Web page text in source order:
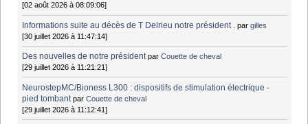
[02 août 2026 à 08:09:06]
Informations suite au décès de T Delrieu notre président . pargilles
[30 juillet 2026 à 11:47:14]
Des nouvelles de notre président parCouette de cheval
[29 juillet 2026 à 11:21:21]
NeurostepMC/Bioness L300 : dispositifs de stimulation électrique -
pied tombant parCouette de cheval
[29 juillet 2026 à 11:12:41]